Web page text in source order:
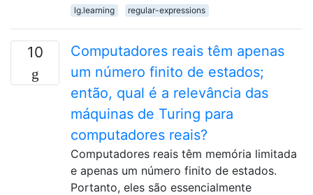
lg.learning
regular-expressions
10
Computadores reais têm apenas
um número finito de estados;
então, qual é a relevância das
máquinas de Turing para
computadores reais?
Computadores reais têm memória limitada
e apenas um número finito de estados.
Portanto, eles são essencialmente